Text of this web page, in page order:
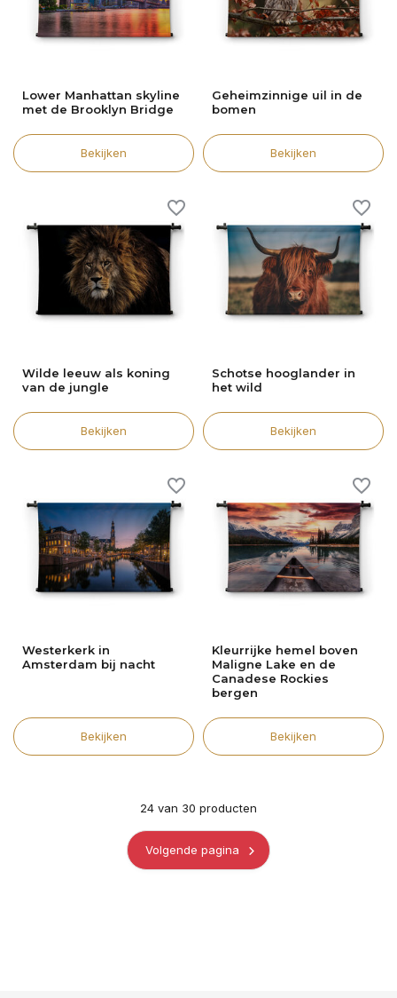
Lower Manhattan skyline
met de Brooklyn Bridge
Bekijken
Geheimzinnige uil in de
bomen
Bekijken
Wilde leeuw als koning
van de jungle
Bekijken
Schotse hooglander in
het wild
Bekijken
Westerkerk in
Amsterdam bij nacht
Bekijken
Kleurrijke hemel boven
Maligne Lake en de
Canadese Rockies
bergen
Bekijken
24 van 30 producten
Volgende pagina